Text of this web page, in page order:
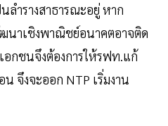
ำรางสาธารณะอยู่ หาก
าเชิงพาณิชย์อนาคตอาจติด
กชนจึงต้องการให้รฟท.แก้
จึงจะออก NTP เริ่มงาน